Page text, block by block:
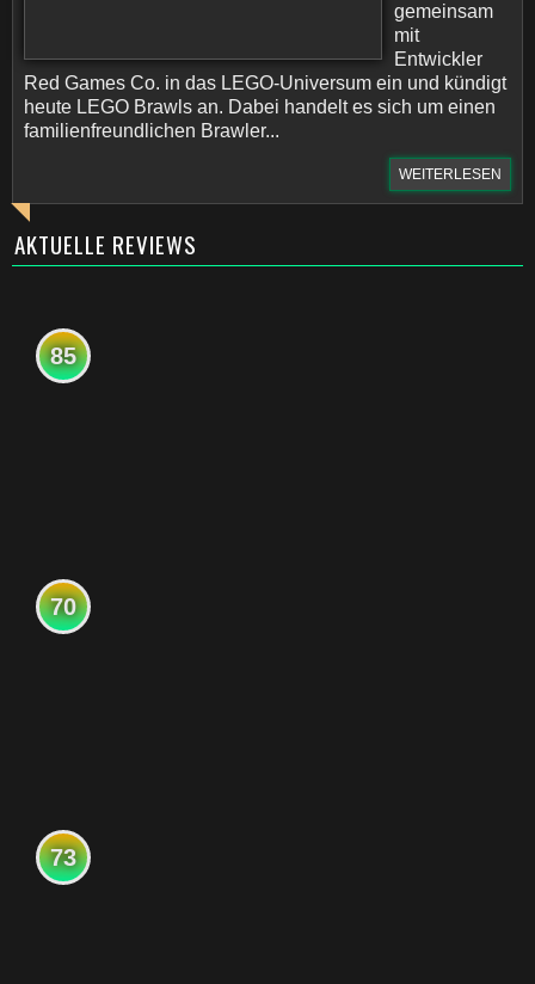
gemeinsam
mit
Entwickler
Red Games Co. in das LEGO-Universum ein und kündigt
heute LEGO Brawls an. Dabei handelt es sich um einen
familienfreundlichen Brawler...
WEITERLESEN
AKTUELLE REVIEWS
85
70
73